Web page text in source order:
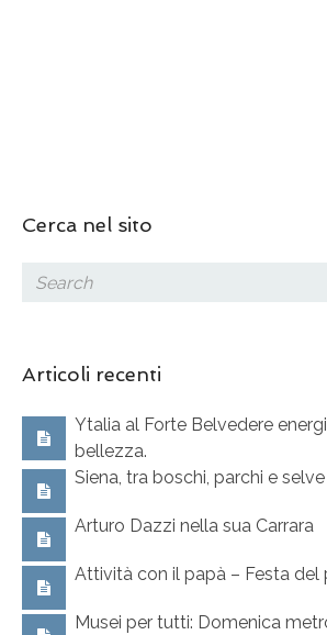
Cerca nel sito
Articoli recenti
Ytalia al Forte Belvedere
bellezza.
Siena, tra boschi, parchi e
Arturo Dazzi nella sua Carrara
Attività con il papà – Festa del
Musei per tutti: Domenica